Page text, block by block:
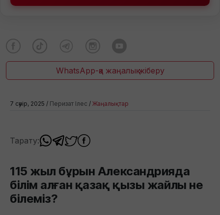
WhatsApp-қа жаңалық жіберу
7 сәуір, 2025 / Перизат Ілес / Жаңалықтар
Тарату:
115 жыл бұрын Александрияда
білім алған қазақ қызы жайлы не
білеміз?